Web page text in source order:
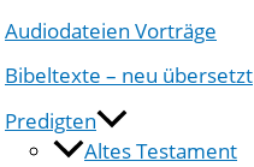
Audiodateien Vorträge
Bibeltexte – neu übersetzt
Predigten
Altes Testament